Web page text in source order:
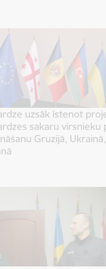
uzsāk īstenot
sakaru virsnieku
Gruzijā,